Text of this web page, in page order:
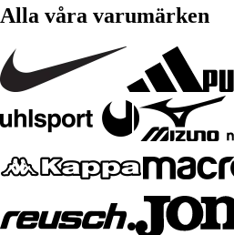
Alla våra varumärken